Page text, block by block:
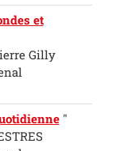
et
Gilly
"